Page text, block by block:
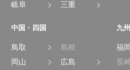
岐阜
三重
中国・四国
鳥取
島根
岡山
広島
九
福岡
長